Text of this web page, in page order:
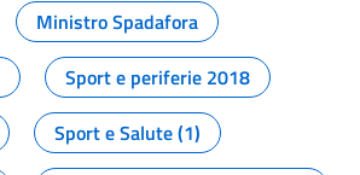
Ministro Spadafora
Sport e periferie 2018
Sport e Salute (1)